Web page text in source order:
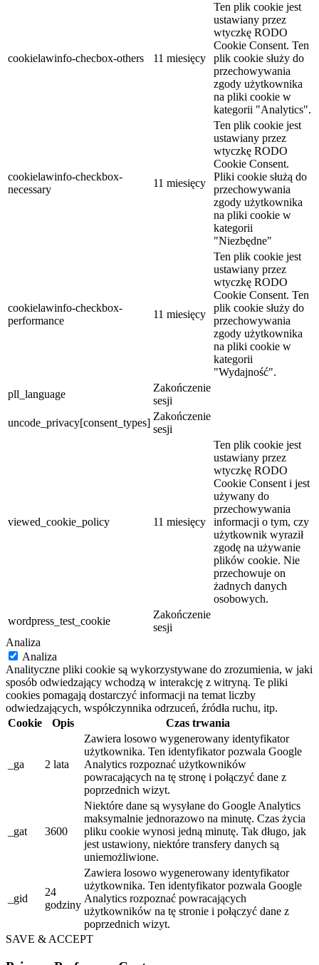
cookielawinfo-checbox-others 11 miesięcy
Ten plik cookie jest
ustawiany przez
wtyczkę RODO
Cookie Consent. Ten
plik cookie służy do
przechowywania
zgody użytkownika
na pliki cookie w
kategorii "Analytics".
cookielawinfo-checkbox-
necessary
11 miesięcy
Ten plik cookie jest
ustawiany przez
wtyczkę RODO
Cookie Consent.
Pliki cookie służą do
przechowywania
zgody użytkownika
na pliki cookie w
kategorii
"Niezbędne"
cookielawinfo-checkbox-
performance
11 miesięcy
Ten plik cookie jest
ustawiany przez
wtyczkę RODO
Cookie Consent. Ten
plik cookie służy do
przechowywania
zgody użytkownika
na pliki cookie w
kategorii
"Wydajność".
pll_language
Zakończenie
sesji
uncode_privacy[consent_types]
Zakończenie
sesji
viewed_cookie_policy 11 miesięcy
Ten plik cookie jest
ustawiany przez
wtyczkę RODO
Cookie Consent i jest
używany do
przechowywania
informacji o tym, czy
użytkownik wyraził
zgodę na używanie
plików cookie. Nie
przechowuje on
żadnych danych
osobowych.
wordpress_test_cookie
Zakończenie
sesji
Analiza
Analiza
Analityczne pliki cookie są wykorzystywane do zrozumienia, w jaki
sposób odwiedzający wchodzą w interakcję z witryną. Te pliki
cookies pomagają dostarczyć informacji na temat liczby
odwiedzających, współczynnika odrzuceń, źródła ruchu, itp.
Cookie
Opis Czas trwania
_ga 2 lata
Zawiera losowo wygenerowany identyfikator
użytkownika. Ten identyfikator pozwala Google
Analytics rozpoznać użytkowników
powracających na tę stronę i połączyć dane z
poprzednich wizyt.
_gat 3600
Niektóre dane są wysyłane do Google Analytics
maksymalnie jednorazowo na minutę. Czas życia
pliku cookie wynosi jedną minutę. Tak długo, jak
jest ustawiony, niektóre transfery danych są
uniemożliwione.
_gid
24
godziny
Zawiera losowo wygenerowany identyfikator
użytkownika. Ten identyfikator pozwala Google
Analytics rozpoznać powracających
użytkowników na tę stronie i połączyć dane z
poprzednich wizyt.
SAVE & ACCEPT